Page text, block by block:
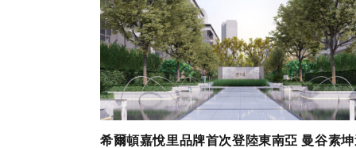
希爾頓嘉悅里品牌首次登陸東南亞 曼谷素